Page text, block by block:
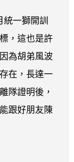
統一獅開訓
，這也是許
為胡弟風波
在，長達一
隊證明後，
跟好朋友陳